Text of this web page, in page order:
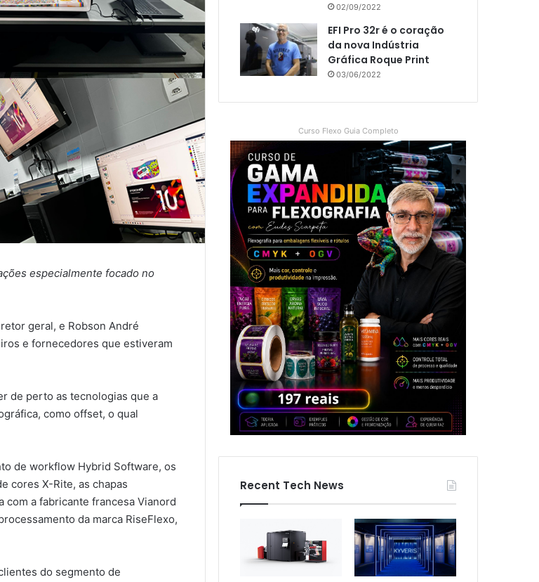
especialmente focado no
geral, e Robson André
e fornecedores que estiveram
de perto as tecnologias que a
como offset, o qual
de workflow Hybrid Software, os
cores X-Rite, as chapas
a fabricante francesa Vianord
da marca RiseFlexo,
do segmento de
02/09/2022
EFI Pro 32r é o coração
da nova Indústria
Gráfica Roque Print
03/06/2022
Curso Flexo Guia Completo
Recent Tech News